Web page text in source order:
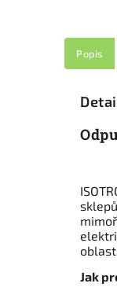
Popis
oblast.
Jak